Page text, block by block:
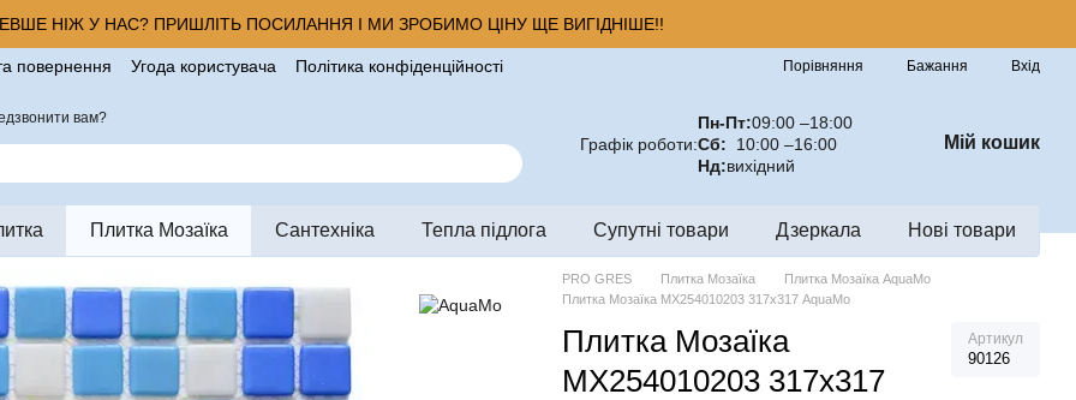
НІЖ У НАС? ПРИШЛІТЬ ПОСИЛАННЯ І МИ ЗРОБИМО ЦІНУ ЩЕ ВИГІДНІШЕ!!
повернення Угода користувача
Політика конфіденційності
Порівняння Бажання Вхід
вам?
Графік роботи:
Пн-Пт:09:00 –18:00
Сб: 10:00 –16:00
Нд:вихідний
Мій кошик
Плитка Мозаїка Сантехніка Тепла підлога Супутні товари Дзеркала Нові товари
PRO GRES Плитка Мозаїка
Плитка Мозаїка AquaMo
Плитка Мозаїка MX254010203 317х317 AquaMo
Плитка Мозаїка
MX254010203 317х317
Артикул
90126